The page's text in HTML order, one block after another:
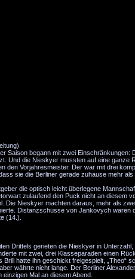
Saison begann mit zwei
Und die Nieskyer mussten auf eine
den Vorjahresmeister. Der war mit drei
sie die Berliner gerade zuhause mehr als
die optisch leicht überlegene
zulaufend den Puck nicht an diesem
Die Nieskyer machten daraus, mehr als
Distanzschüsse von Jankovych
(14.).
Drittels gerieten die Nieskyer in
mit zwei, drei Klasseparaden einen
hatte ihn geschickt freigespielt,
währte nicht lange. Der Berliner
Mal an diesem Abend.